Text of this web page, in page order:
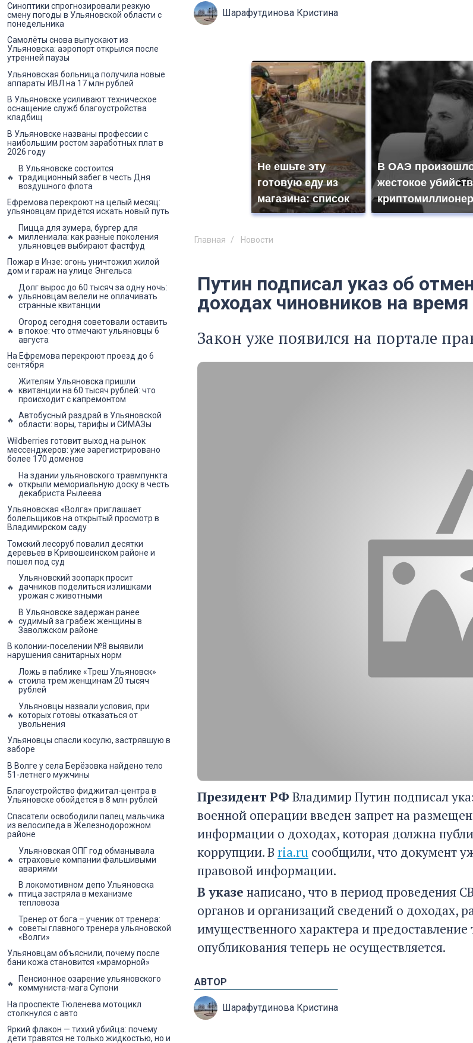
Шарафутдинова Кристина
Не ешьте эту
готовую еду из
магазина: список
В ОАЭ
жестокое
Главная Новости
Путин подписал указ об
доходах чиновников на
Закон уже появился на портале
Президент РФ Владимир Путин подписал
военной операции введен запрет на
информации о доходах, которая должна
коррупции. В ria.ru сообщили, что документ
правовой информации.
В указе написано, что в период проведения
органов и организаций сведений о доходах,
имущественного характера и
опубликования теперь не осуществляется.
АВТОР
Шарафутдинова Кристина
Синоптики спрогнозировали резкую
смену погоды в Ульяновской области с
понедельника
Самолёты снова выпускают из
Ульяновска: аэропорт открылся после
утренней паузы
Ульяновская больница получила новые
аппараты ИВЛ на 17 млн рублей
В Ульяновске усиливают техническое
оснащение служб благоустройства
кладбищ
В Ульяновске названы профессии с
наибольшим ростом заработных плат в
2026 году
В Ульяновске состоится
традиционный забег в честь Дня
воздушного флота
Ефремова перекроют на целый месяц:
ульяновцам придётся искать новый путь
Пицца для зумера, бургер для
миллениала: как разные поколения
ульяновцев выбирают фастфуд
Пожар в Инзе: огонь уничтожил жилой
дом и гараж на улице Энгельса
Долг вырос до 60 тысяч за одну ночь:
ульяновцам велели не оплачивать
странные квитанции
Огород сегодня советовали оставить
в покое: что отмечают ульяновцы 6
августа
На Ефремова перекроют проезд до 6
сентября
Жителям Ульяновска пришли
квитанции на 60 тысяч рублей: что
происходит с капремонтом
Автобусный раздрай в Ульяновской
области: воры, тарифы и СИМАЗы
Wildberries готовит выход на рынок
мессенджеров: уже зарегистрировано
более 170 доменов
На здании ульяновского травмпункта
открыли мемориальную доску в честь
декабриста Рылеева
Ульяновская «Волга» приглашает
болельщиков на открытый просмотр в
Владимирском саду
Томский лесоруб повалил десятки
деревьев в Кривошеинском районе и
пошел под суд
Ульяновский зоопарк просит
дачников поделиться излишками
урожая с животными
В Ульяновске задержан ранее
судимый за грабеж женщины в
Заволжском районе
В колонии-поселении №8 выявили
нарушения санитарных норм
Ложь в паблике «Треш Ульяновск»
стоила трем женщинам 20 тысяч
рублей
Ульяновцы назвали условия, при
которых готовы отказаться от
увольнения
Ульяновцы спасли косулю, застрявшую в
заборе
В Волге у села Берёзовка найдено тело
51-летнего мужчины
Благоустройство фиджитал-центра в
Ульяновске обойдется в 8 млн рублей
Спасатели освободили палец мальчика
из велосипеда в Железнодорожном
районе
Ульяновская ОПГ год обманывала
страховые компании фальшивыми
авариями
В локомотивном депо Ульяновска
птица застряла в механизме
тепловоза
Тренер от бога – ученик от тренера:
советы главного тренера ульяновской
«Волги»
Ульяновцам объяснили, почему после
бани кожа становится «мраморной»
Пенсионное озарение ульяновского
коммуниста-мага Супони
На проспекте Тюленева мотоцикл
столкнулся с авто
Яркий флакон — тихий убийца: почему
дети травятся не только жидкостью, но и